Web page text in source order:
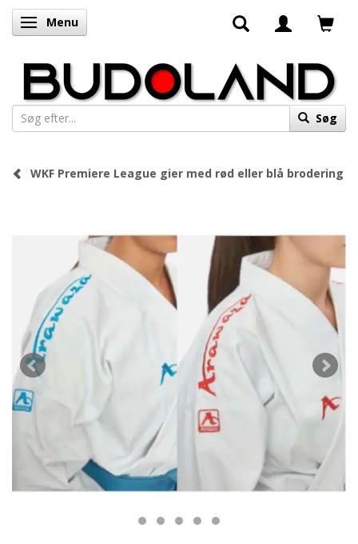
Skifte navigation
Menu
Søg
WKF Premiere League gier med rød eller blå brodering